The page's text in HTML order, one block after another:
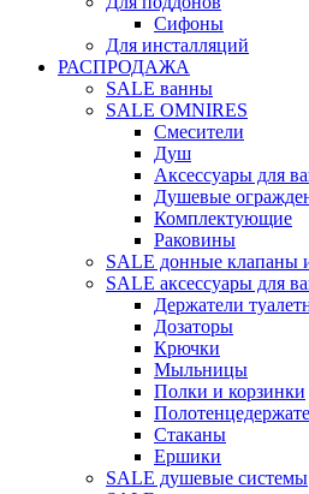
Сифоны
Для инсталляций
РАСПРОДАЖА
SALE ванны
SALE OMNIRES
Смесители
Душ
Аксессуары для
Душевые
Комплектующие
Раковины
SALE донные клапаны
SALE аксессуары для
Держатели
Дозаторы
Крючки
Мыльницы
Полки и корзинки
Стаканы
Ершики
SALE душевые системы